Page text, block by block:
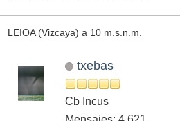
LEIOA (Vizcaya) a
txebas
Cb Incus